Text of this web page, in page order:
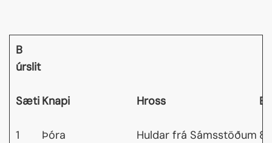
B
úrslit
Sæti Knapi Hross
1
Þóra
Huldar frá Sámsstöðum